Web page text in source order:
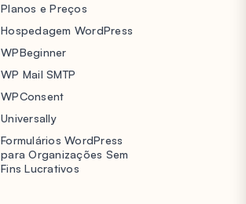
Planos e Preços
Hospedagem WordPress
WPBeginner
WP Mail SMTP
WPConsent
Universally
Formulários WordPress
para Organizações Sem
Fins Lucrativos